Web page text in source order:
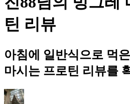
틴 리뷰
아침에 일반식으로 먹
마시는 프로틴 리뷰를